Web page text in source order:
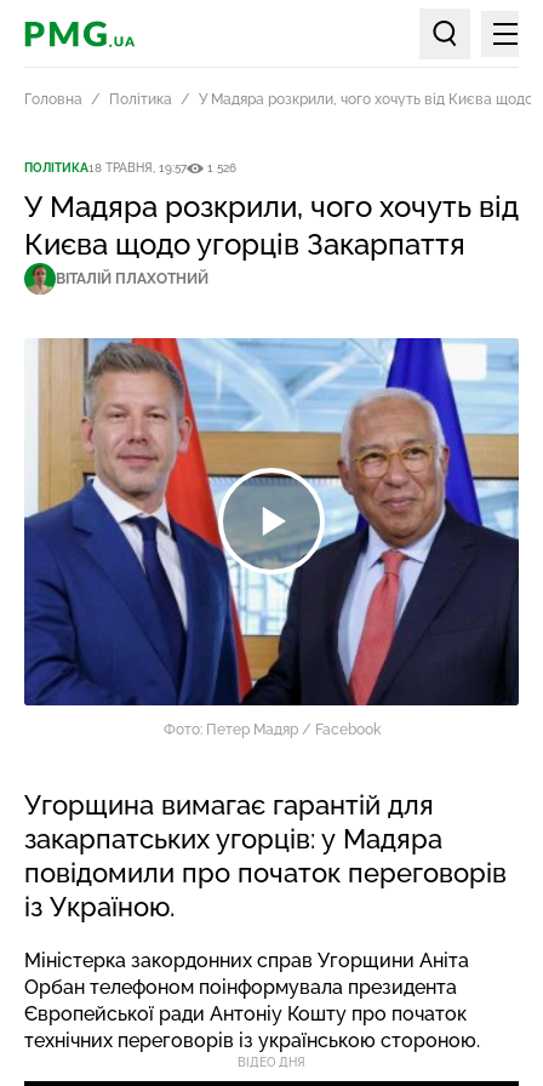
PMG.ua
Пошук по
Головна Політика У Мадяра розкрили, чого хочуть від Києва щодо
ПОЛІТИКА18 ТРАВНЯ, 19:57 1 526
У Мадяра розкрили, чого хочуть від
Києва щодо угорців Закарпаття
ВІТАЛІЙ ПЛАХОТНИЙ
Фото: Петер Мадяр / Facebook
Угорщина вимагає гарантій для
закарпатських угорців: у Мадяра
повідомили про початок переговорів
із Україною.
Міністерка закордонних справ Угорщини Аніта
Орбан телефоном поінформувала президента
Європейської ради Антоніу Кошту про початок
технічних переговорів із українською стороною.
ВІДЕО ДНЯ